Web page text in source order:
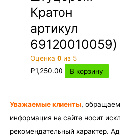
Кратон
артикул
69120010059)
Оценка0 из 5
₽1,250.00 В корзину
Уважаемые клиенты,
информация на сайте носит
рекомендательный характер.